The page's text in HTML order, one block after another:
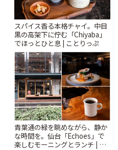
スパイス香る本格チャイ。中目
黒の高架下に佇む「Chiyaba」
でほっとひと息 | ことりっぷ
青葉通の緑を眺めながら、静か
な時間を。仙台「Echoes」で
楽しむモーニングとランチ | こ